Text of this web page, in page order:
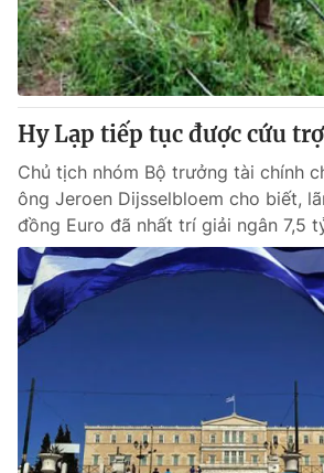
Sản phẩm
Thị trường
Tư vấn
Lịch phát sóng
Chuyên mục khác
Emagazine Podcast
Photo
Video Shorts
VTV Sức khoẻ Bất
Hy Lạp tiếp tục được cứu
Chủ tịch nhóm Bộ trưởng tài chính
ông Jeroen Dijsselbloem cho biết,
đồng Euro đã nhất trí giải ngân 7,5